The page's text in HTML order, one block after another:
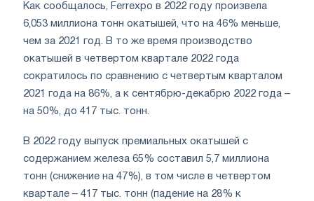
Как сообщалось, Ferrexpo в 2022 году произвела
6,053 миллиона тонн окатышей, что на 46% меньше,
чем за 2021 год. В то же время производство
окатышей в четвертом квартале 2022 года
сократилось по сравнению с четвертым кварталом
2021 года на 86%, а к сентябрю-декабрю 2022 года –
на 50%, до 417 тыс. тонн.
В 2022 году выпуск премиальных окатышей с
содержанием железа 65% составил 5,7 миллиона
тонн (снижение на 47%), в том числе в четвертом
квартале – 417 тыс. тонн (падение на 28% к